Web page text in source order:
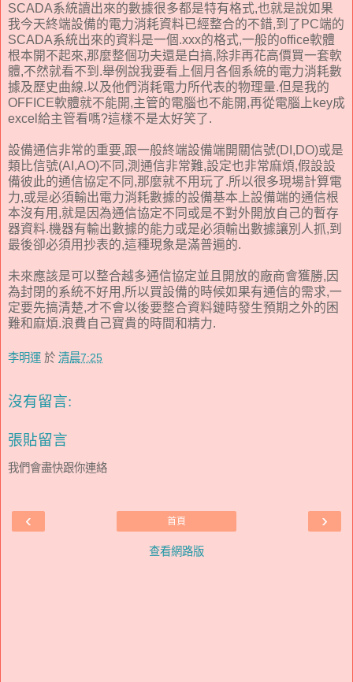
SCADA系統讀出來的數據很多都是特有格式,也就是說如果
我今天終端設備的電力消耗資料已經整合的不錯,到了PC端的
SCADA系統出來的資料是一個.xxx的格式,一般的office軟體
根本開不起來,那麼整個功夫還是白搞,除非再花高價買一套軟
體,不然就看不到.舉例說我要看上個月各個系統的電力消耗數
據及歷史曲線.以及他們消耗電力所代表的物理量.但是我的
OFFICE軟體就不能開,主管的電腦也不能開,再從電腦上key成
excel給主管看嗎?這樣不是太好笑了.
設備通信非常的重要,跟一般終端設備端開關信號(DI,DO)或是
類比信號(AI,AO)不同,測通信非常難,設定也非常麻煩,假設設
備彼此的通信協定不同,那麼就不用玩了.所以很多現場計算電
力,或是必須輸出電力消耗數據的設備基本上設備端的通信根
本沒有用,就是因為通信協定不同或是不對外開放自己的暫存
器資料.機器有輸出數據的能力或是必須輸出數據讓別人抓,到
最後卻必須用抄表的,這種現象是滿普遍的.
未來應該是可以整合越多通信協定並且開放的廠商會獲勝,因
為封閉的系統不好用,所以買設備的時候如果有通信的需求,一
定要先搞清楚,才不會以後要整合資料鏈時發生預期之外的困
難和麻煩.浪費自己寶貴的時間和精力.
李明運 於 清晨7:25
沒有留言:
張貼留言
我們會盡快跟你連絡
‹ ›
首頁
查看網路版